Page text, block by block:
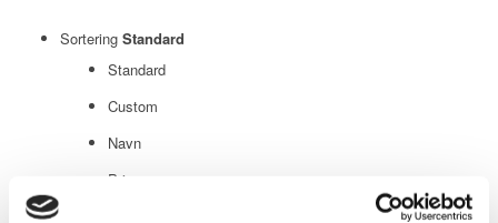
Sortering Standard
Standard
Custom
Navn
Pris